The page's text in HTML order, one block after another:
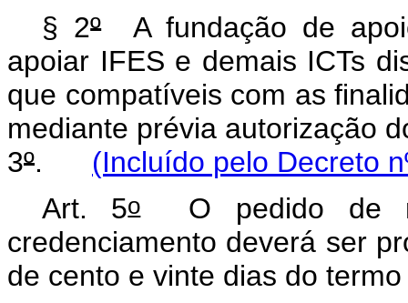
§ 2ºA fundação de
apoiar IFES e demais ICTs
que compatíveis com as
mediante prévia autorização
3º. (Incluído pelo Decreto
Art. 5oO pedido de
credenciamento deverá ser
de cento e vinte dias do